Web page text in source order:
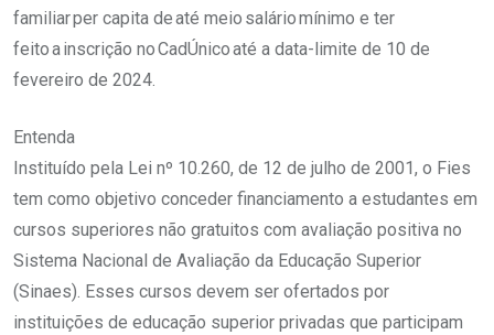
familiar per capita de até meio salário mínimo e ter
feito a inscrição no CadÚnico até a data-limite de 10 de
fevereiro de 2024.
Entenda
Instituído pela Lei nº 10.260, de 12 de julho de 2001, o Fies
tem como objetivo conceder financiamento a estudantes em
cursos superiores não gratuitos com avaliação positiva no
Sistema Nacional de Avaliação da Educação Superior
(Sinaes). Esses cursos devem ser ofertados por
instituições de educação superior privadas que participam